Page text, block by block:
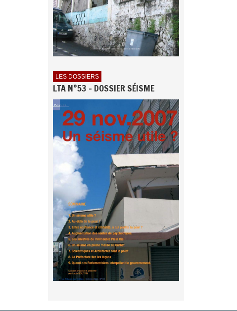
LES DOSSIERS
LTA N°53 - DOSSIER SÉISME